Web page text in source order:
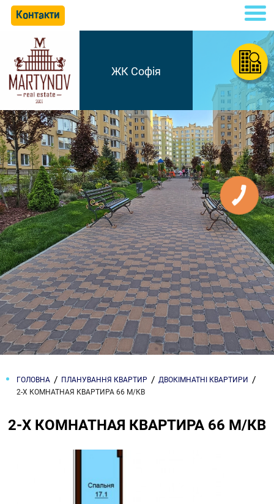
Контакти
ЖК Софія
ГОЛОВНА ПЛАНУВАННЯ КВАРТИР
ДВОКІМНАТНІ КВАРТИРИ
2-Х КОМНАТНАЯ КВАРТИРА 66 М/КВ
2-Х КОМНАТНАЯ КВАРТИРА 66 М/КВ